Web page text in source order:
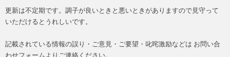
更新は不定期です。調子が良いときと悪いときがありますので見守って
いただけるとうれしいです。
記載されている情報の誤り・ご意見・ご要望・叱咤激励などは お問い合
わせフォームよりご連絡ください。